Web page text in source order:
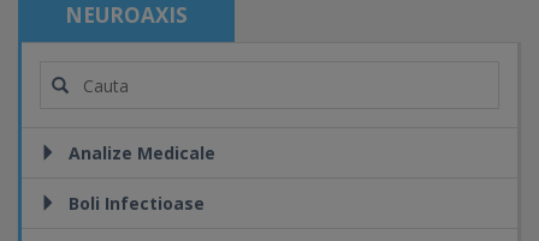
NEUROAXIS
Analize Medicale
Boli Infectioase